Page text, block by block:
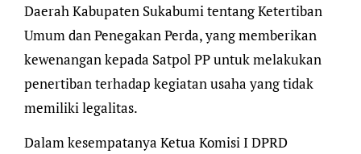
Daerah Kabupaten Sukabumi tentang Ketertiban
Umum dan Penegakan Perda, yang memberikan
kewenangan kepada Satpol PP untuk melakukan
penertiban terhadap kegiatan usaha yang tidak
memiliki legalitas.
Dalam kesempatanya Ketua Komisi I DPRD